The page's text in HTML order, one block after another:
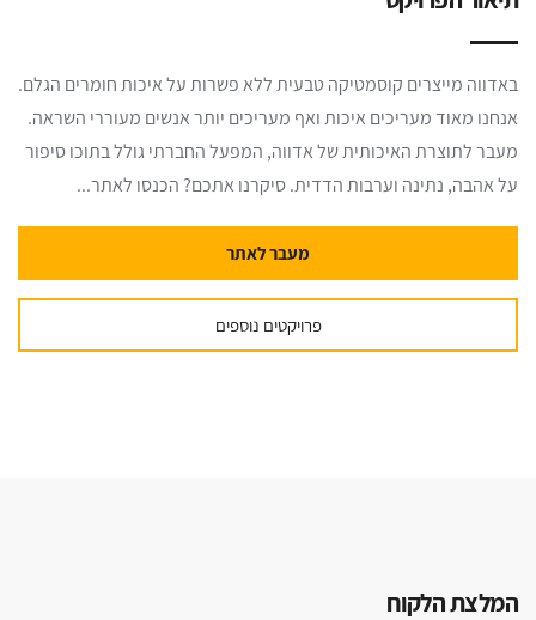
באדווה מייצרים קוסמטיקה טבעית ללא פשרות על איכות חומרים הגלם.
אנחנו מאוד מעריכים איכות ואף מעריכים יותר אנשים מעוררי השראה.
מעבר לתוצרת האיכותית של אדווה, המפעל החברתי גולל בתוכו סיפור
על אהבה, נתינה וערבות הדדית. סיקרנו אתכם? הכנסו לאתר...
מעבר לאתר
פרויקטים נוספים
המלצת הלקוח